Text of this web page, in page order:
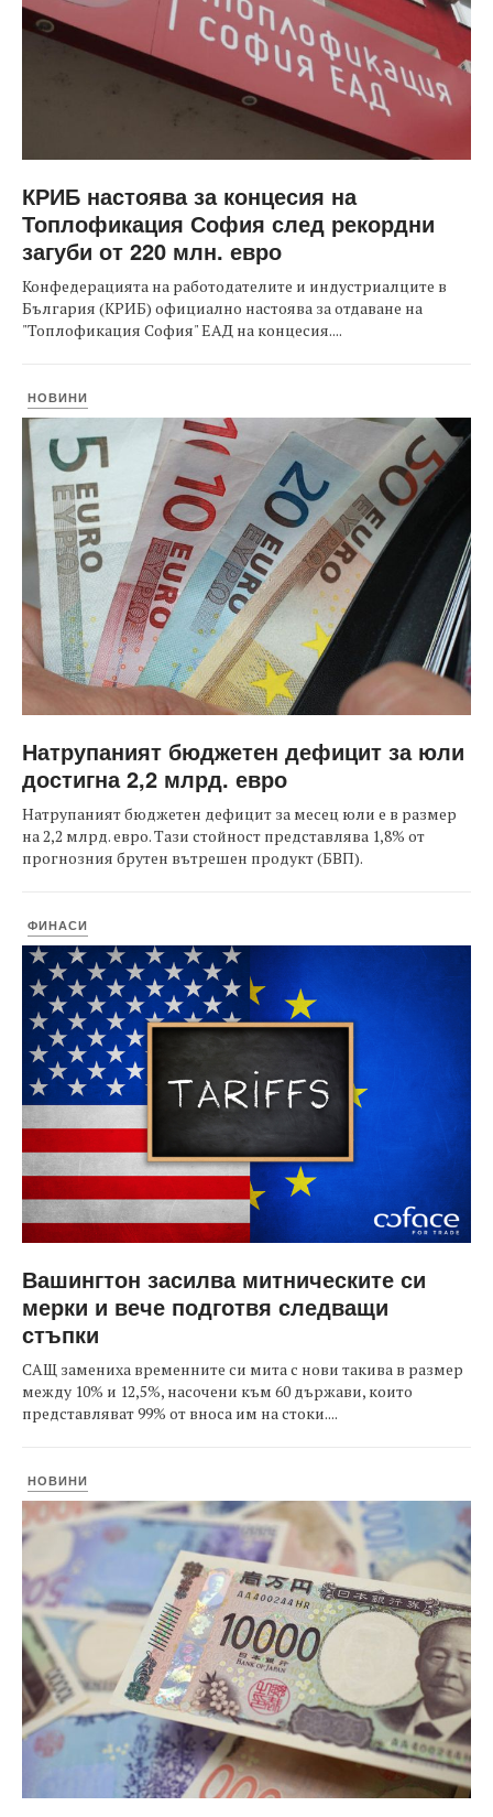
КРИБ настоява за концесия на
Топлофикация София след рекордни
загуби от 220 млн. евро
Конфедерацията на работодателите и индустриалците в
България (КРИБ) официално настоява за отдаване на
"Топлофикация София" ЕАД на концесия....
НОВИНИ
Натрупаният бюджетен дефицит за юли
достигна 2,2 млрд. евро
Натрупаният бюджетен дефицит за месец юли е в размер
на 2,2 млрд. евро. Тази стойност представлява 1,8% от
прогнозния брутен вътрешен продукт (БВП).
ФИНАСИ
Вашингтон засилва митническите си
мерки и вече подготвя следващи
стъпки
САЩ замениха временните си мита с нови такива в размер
между 10% и 12,5%, насочени към 60 държави, които
представляват 99% от вноса им на стоки....
НОВИНИ